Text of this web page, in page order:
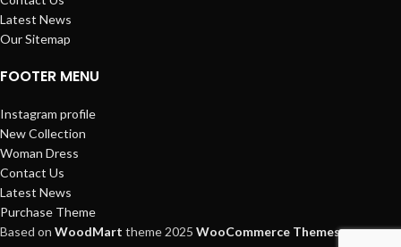
Latest News
Our Sitemap
FOOTER MENU
Instagram profile
New Collection
Woman Dress
Contact Us
Latest News
Purchase Theme
Based on WoodMart theme 2025 WooCommerce Themes.